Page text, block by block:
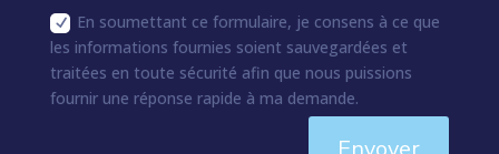
En soumettant ce formulaire, je consens à ce que
les informations fournies soient sauvegardées et
traitées en toute sécurité afin que nous puissions
fournir une réponse rapide à ma demande.